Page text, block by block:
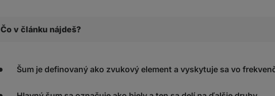
Čo v článku nájdeš?
Aké sú druhy šumu?
Šum je definovaný ako zvukový element a vyskytuje sa vo